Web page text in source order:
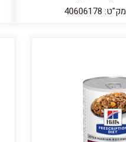
מק"ט: 40606178